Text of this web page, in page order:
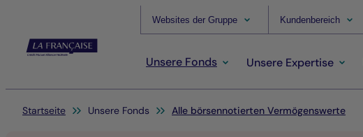
Websites der Gruppe Kundenbereich
Unsere Fonds Unsere Expertise
Sie befinden sich hier:
Startseite Unsere Fonds Alle börsennotierten Vermögenswerte